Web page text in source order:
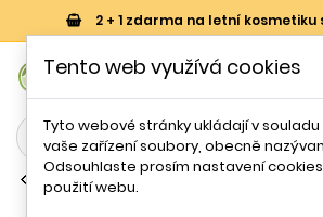
2 + 1 zdarma na letní kosmetiku
Náramky z minerálů
Tento web využívá cookies
Tyto webové stránky ukládají v souladu
vaše zařízení soubory, obecně
Odsouhlaste prosím nastavení
použití webu.